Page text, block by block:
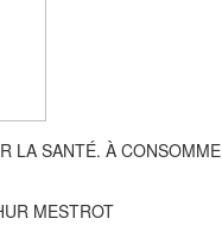
LA SANTÉ. À